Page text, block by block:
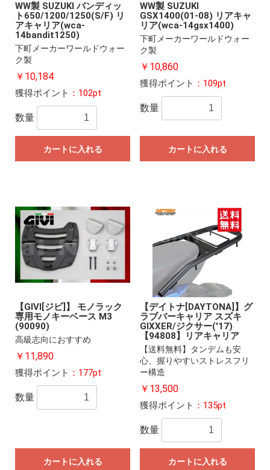
WW製 SUZUKI バンディッ
ト650/1200/1250(S/F) リ
アキャリア(wca-
14bandit1250)
下町メーカーワールドウォー
ク製
￥10,184
獲得ポイント ：102pt
数量
カートに入れる
WW製 SUZUKI
GSX1400(01-08) リアキャ
リア(wca-14gsx1400)
下町メーカーワールドウォー
ク製
￥10,860
獲得ポイント ：109pt
数量
カートに入れる
【GIVI[ジビ]】 モノラック
専用モノキーベース M3
(90090)
高級志向におすすめ
￥11,890
獲得ポイント ：177pt
数量
カートに入れる
【デイトナ[DAYTONA]】グ
ラブバーキャリア スズキ
GIXXER/ジクサー('17)
【94808】リアキャリア
【送料無料】タンデムも安
心、握りやすいストレスフリ
ー構造
￥13,500
獲得ポイント ：135pt
数量
カートに入れる